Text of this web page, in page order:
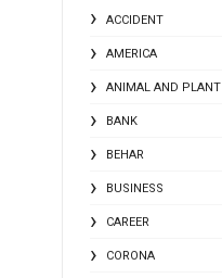
ACCIDENT
AMERICA
ANIMAL AND PLANT
BANK
BEHAR
BUSINESS
CAREER
CORONA